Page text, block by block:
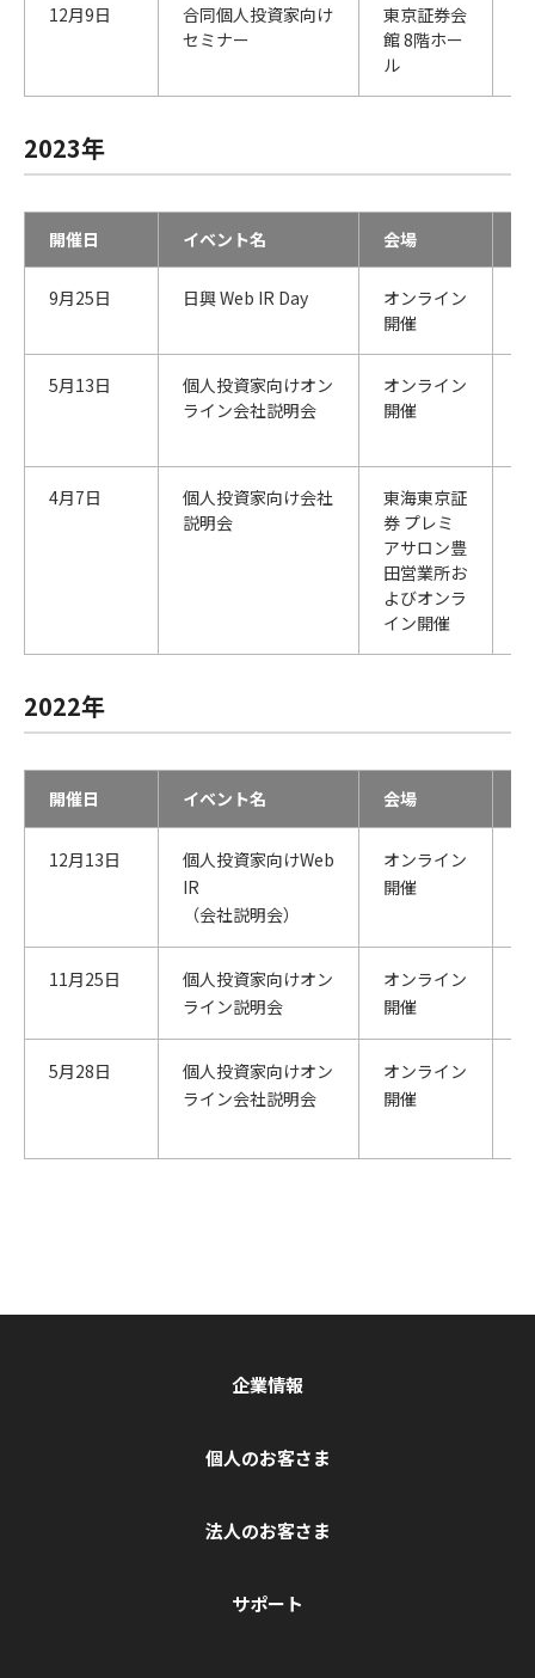
12月9日​
合同個人投資家向け
セミナー
東京証券会
館 8階ホー
ル
2023年
開催日 イベント名 会場
9月25日 日興 Web IR Day
オンライン
開催
5月13日
個人投資家向けオン
ライン会社説明会
オンライン
開催
4月7日
個人投資家向け会社
説明会
東海東京証
券 プレミ
アサロン豊
田営業所お
よびオンラ
イン開催
2022年
開催日 イベント名 会場
12月13日
個人投資家向けWeb
IR
（会社説明会）
オンライン
開催
11月25日
個人投資家向けオン
ライン説明会
オンライン
開催
5月28日
個人投資家向けオン
ライン会社説明会
オンライン
開催
企業情報
個人のお客さま
法人のお客さま
サポート